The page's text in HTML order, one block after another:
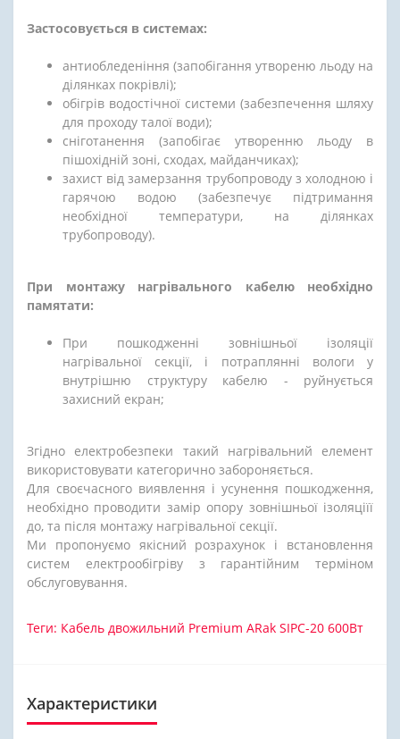
Застосовується в системах:
антиобледеніння (запобігання утвореню льоду на
ділянках покрівлі);
обігрів водостічної системи (забезпечення шляху
для проходу талої води);
сніготанення (запобігає утворенню льоду в
пішохідній зоні, сходах, майданчиках);
захист від замерзання трубопроводу з холодною і
гарячою водою (забезпечує підтримання
необхідної температури, на ділянках
трубопроводу).
При монтажу нагрівального кабелю необхідно
памятати:
При пошкодженні зовнішньої ізоляції
нагрівальної секції, і потраплянні вологи у
внутрішню структуру кабелю - руйнується
захисний екран;
Згідно електробезпеки такий нагрівальний елемент
використовувати категорично забороняється.
Для своєчасного виявлення і усунення пошкодження,
необхідно проводити замір опору зовнішньої ізоляціїї
до, та після монтажу нагрівальної секції.
Ми пропонуємо якісний розрахунок і встановлення
систем електрообігріву з гарантійним терміном
обслуговування.
Теги: Кабель двожильний Premium ARak SIPC-20 600Вт
Характеристики